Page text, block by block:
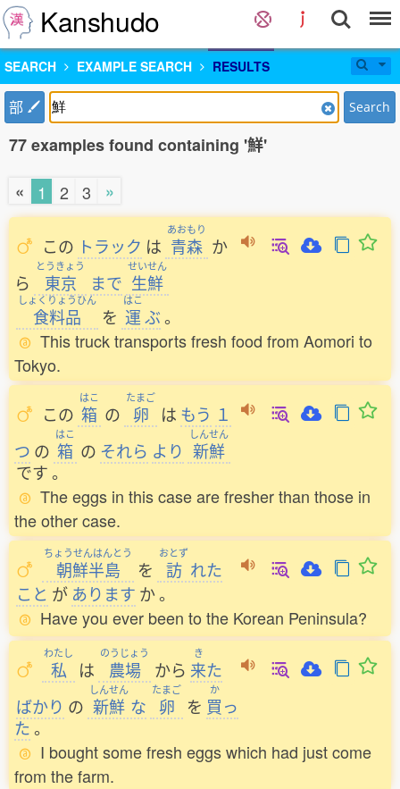
Kanshudo
SEARCH EXAMPLE SEARCH RESULTS
部 Search
77 examples found containing '鮮'
« 1 2 3 »
この トラック は
あおもり
青森 か
ら
とうきょう
東京 まで
せいせん
生鮮
しょくりょうひん
食料品 を
はこ
運ぶ。
This truck transports fresh food from Aomori to
Tokyo.
この
はこ
箱 の
たまご
卵 は もう １
つ の
はこ
箱 の それら より
しんせん
新鮮
です。
The eggs in this case are fresher than those in
the other case.
ちょうせんはんとう
朝鮮半島 を
おとず
訪 れた
こと が あります か。
Have you ever been to the Korean Peninsula?
わたし
私 は
のうじょう
農場 から
き
来た
ばかり の
しんせん
新鮮 な
たまご
卵 を
か
買っ
た。
I bought some fresh eggs which had just come
from the farm.